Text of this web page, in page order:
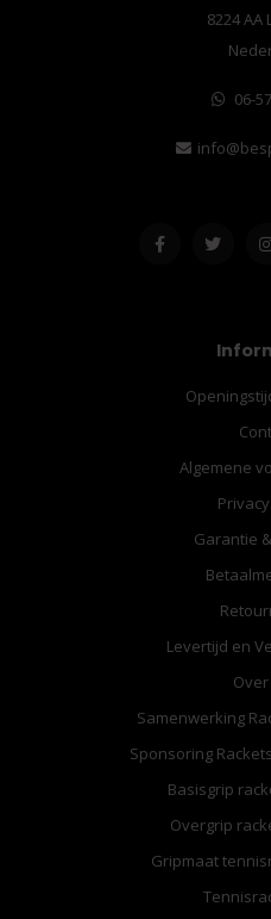
8224 AA
06-
Algemene
Garantie
Levertijd en
Samenwerking
Sponsoring
Basisgrip
Overgrip
Gripmaat